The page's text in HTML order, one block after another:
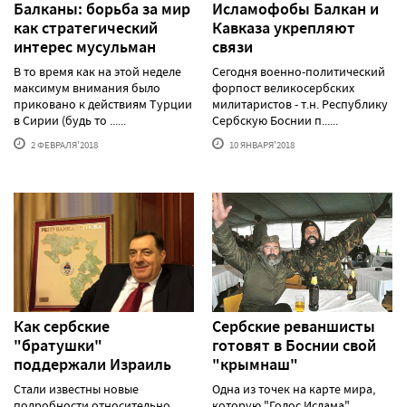
Балканы: борьба за мир
как стратегический
интерес мусульман
В то время как на этой неделе
максимум внимания было
приковано к действиям Турции
в Сирии (будь то ......
2 ФЕВРАЛЯ'2018
Исламофобы Балкан и
Кавказа укрепляют
связи
Сегодня военно-политический
форпост великосербских
милитаристов - т.н. Республику
Сербскую Боснии п......
10 ЯНВАРЯ'2018
Как сербские
"братушки"
поддержали Израиль
Стали известны новые
Сербские реваншисты
готовят в Боснии свой
"крымнаш"
Одна из точек на карте мира,